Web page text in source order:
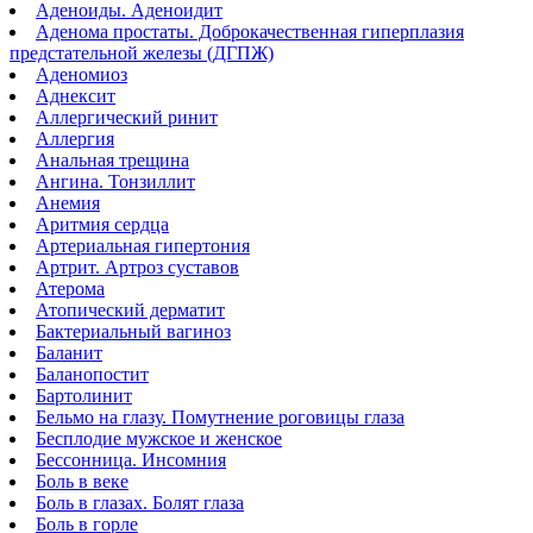
Ярошевич Елена Викторовна, 11.06.2020
Отлично!
Мария Петровна очень отзывчивый и
профессиональный врач, мастер своего дела.
Лидия, 24.03.2019
Аденоиды. Аденоидит
Аденома простаты. Доброкачественная гиперплазия
предстательной железы (ДГПЖ)
Аденомиоз
Аднексит
Аллергический ринит
Аллергия
Анальная трещина
Ангина. Тонзиллит
Анемия
Аритмия сердца
Артериальная гипертония
Артрит. Артроз суставов
Атерома
Атопический дерматит
Бактериальный вагиноз
Баланит
Баланопостит
Бартолинит
Бельмо на глазу. Помутнение роговицы глаза
Бесплодие мужское и женское
Бессонница. Инсомния
Боль в веке
Боль в глазах. Болят глаза
Боль в горле